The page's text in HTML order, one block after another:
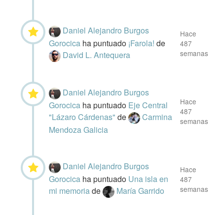
Daniel Alejandro Burgos
Gorocica ha puntuado ¡Farola!de
David L. Antequera
Hace
487
semanas
Daniel Alejandro Burgos
Gorocica ha puntuado Eje Central
"Lázaro Cárdenas"de
Carmina
Mendoza Galicia
Hace
487
semanas
Daniel Alejandro Burgos
Gorocica ha puntuado Una isla en
mi memoriade María Garrido
Hace
487
semanas